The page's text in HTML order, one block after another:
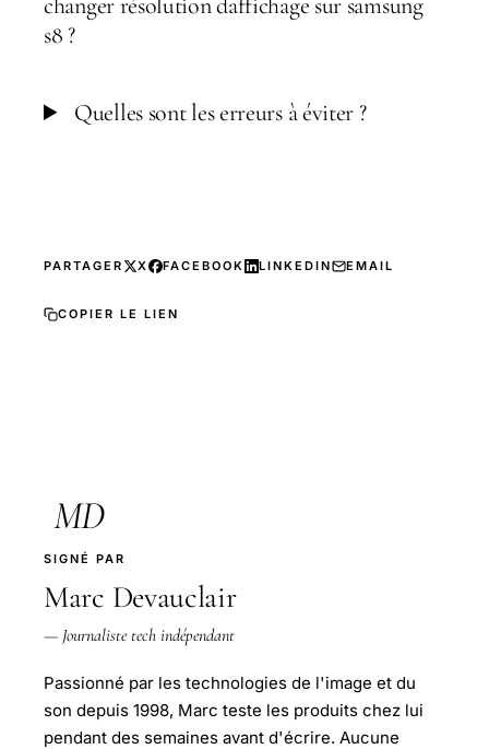
s8 ?
Quelles sont les erreurs à éviter ?
PARTAGER X FACEBOOK LINKEDIN EMAIL
COPIER LE LIEN
MD
SIGNÉ PAR
Marc Devauclair
— Journaliste tech indépendant
Passionné par les technologies de l'image et du
son depuis 1998, Marc teste les produits chez lui
pendant des semaines avant d'écrire. Aucune